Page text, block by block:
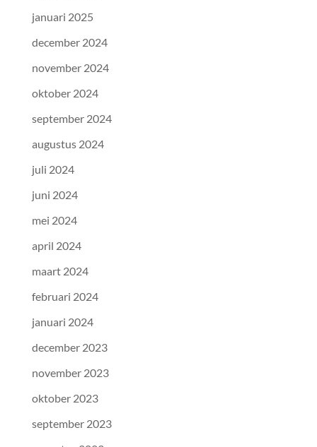
januari 2025
december 2024
november 2024
oktober 2024
september 2024
augustus 2024
juli 2024
juni 2024
mei 2024
april 2024
maart 2024
februari 2024
januari 2024
december 2023
november 2023
oktober 2023
september 2023